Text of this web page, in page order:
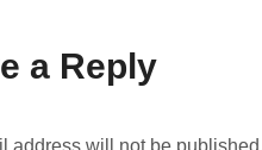
a Reply
address will not be